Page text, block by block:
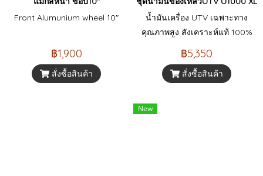
Front Alumunium wheel 10"
฿1,900
สั่งซื้อสินค้า
น้ำมันเครื่อง UTV เฉพาะทาง
คุณภาพสูง สังเคราะห์แท้ 100%
จาก AMSOIL ปกป้องเครื่องยนต์
เต็มพิกัด ลุยได้ทุกสภาพทาง สั่งซื้อ
น้ำมันเครื่องรถ ATV ราคาพิเศษ
฿5,350
สั่งซื้อสินค้า
New